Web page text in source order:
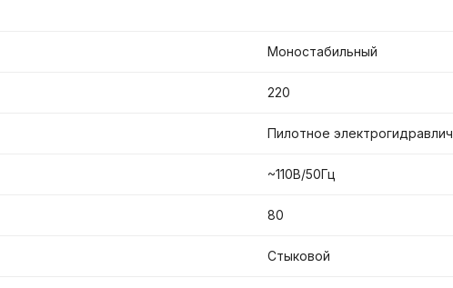
Моностабильный
220
Пилотное
~110В/50Гц
80
Стыковой